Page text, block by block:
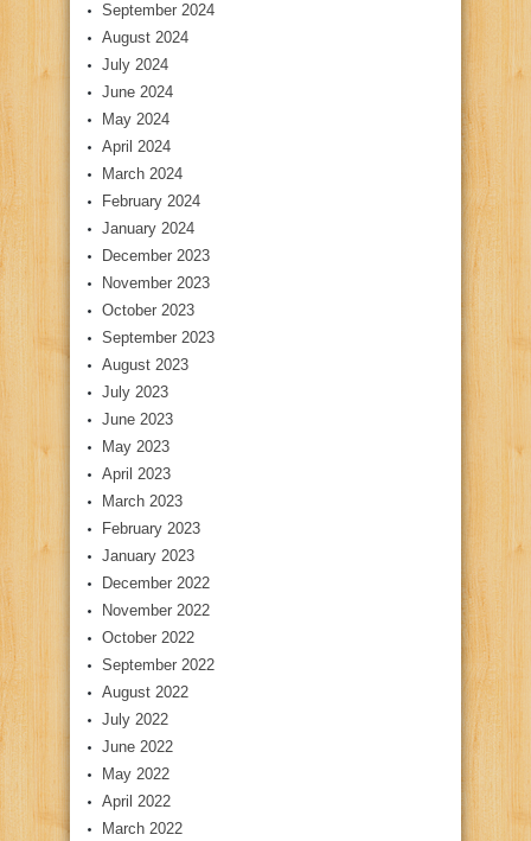
September 2024
August 2024
July 2024
June 2024
May 2024
April 2024
March 2024
February 2024
January 2024
December 2023
November 2023
October 2023
September 2023
August 2023
July 2023
June 2023
May 2023
April 2023
March 2023
February 2023
January 2023
December 2022
November 2022
October 2022
September 2022
August 2022
July 2022
June 2022
May 2022
April 2022
March 2022